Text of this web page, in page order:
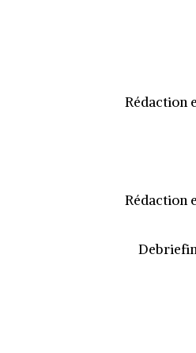
Rédaction
Rédaction